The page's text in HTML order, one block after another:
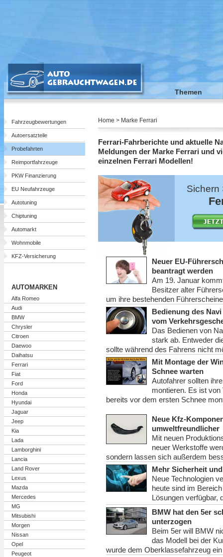
Themen
Fahrzeugbewertungen
Autoersatzteile
Probefahrten
Reimportfahrzeuge
PKW Finanzierung
EU Neufahrzeuge
Autotuning
Chiptuning
Automarkt
Wohnmobile
KFZ-Versicherung
AUTOMARKEN
Alfa Romeo
Audi
BMW
Chrysler
Citroen
Daewoo
Daihatsu
Ferrari
Fiat
Ford
Honda
Hyundai
Jaguar
Jeep
Kia
Lada
Lamborghini
Lancia
Land Rover
Lexus
Mazda
Mercedes
MG
Mitsubishi
Morgen
Nissan
Opel
Peugeot
Home > Marke Ferrari
Ferrari-Fahrberichte und aktuelle
Meldungen der Marke Ferrari und
einzelnen Ferrari Modellen!
Sichern
Neuer EU-
beantragt werden
Am 19. Januar
Besitzer alter
um ihre bestehenden
Bedienung des
vom
Das Bedienen von
stark ab. Entweder
sollte während des Fahrens nicht
Mit Montage der
Schnee warten
Autofahrer sollten
montieren. Es ist von
bereits vor dem ersten Schnee
Neue Kfz-
umweltfreundlicher
Mit neuen
neuer Werkstoffe
sondern lassen sich außerdem
Mehr Sicherheit
Neue Technologien
heute sind im
Lösungen verfügbar,
BMW hat den 5er
unterzogen
Beim 5er will BMW
das Modell bei der
wurde dem Oberklassefahrzeug